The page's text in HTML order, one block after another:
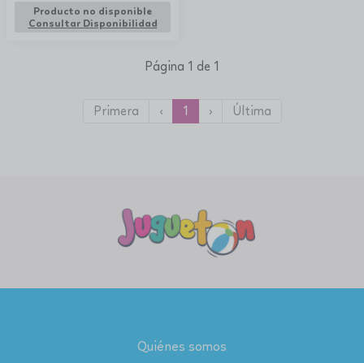
Producto no disponible
Consultar Disponibilidad
Página 1 de 1
Primera ‹ 1 › Última
Quiénes somos